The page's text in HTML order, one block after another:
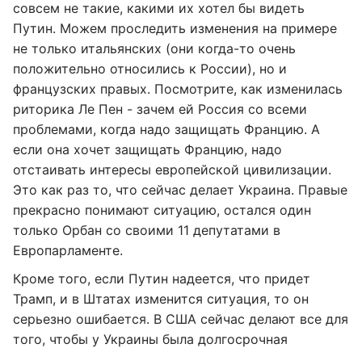
совсем не такие, какими их хотел бы видеть
Путин. Можем проследить изменения на примере
не только итальянских (они когда-то очень
положительно относились к России), но и
французских правых. Посмотрите, как изменилась
риторика Ле Пен - зачем ей Россия со всеми
проблемами, когда надо защищать Францию. А
если она хочет защищать Францию, надо
отстаивать интересы европейской цивилизации.
Это как раз то, что сейчас делает Украина. Правые
прекрасно понимают ситуацию, остался один
только Орбан со своими 11 депутатами в
Европарламенте.
Кроме того, если Путин надеется, что придет
Трамп, и в Штатах изменится ситуация, то он
серьезно ошибается. В США сейчас делают все для
того, чтобы у Украины была долгосрочная